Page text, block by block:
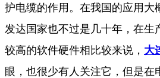
护电缆的作用。在我国的应用大
发达国家也不过是几十年，在生
较高的软件硬件相比较来说， 大
眼，也很少有人关注它，但是在